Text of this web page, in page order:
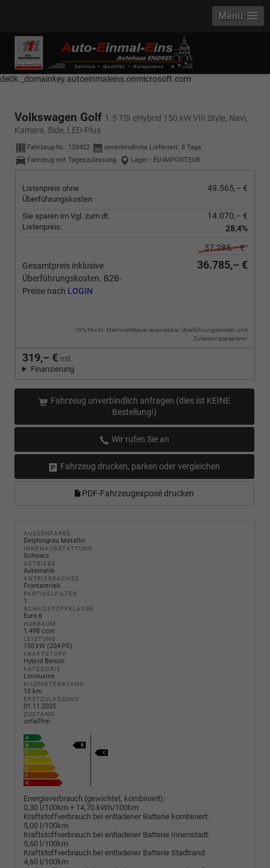
------------ Host Name : selector1._domainkey Points to address or value:
selector1-aee-de0k._domainkey.autoeinmaleins.onmicrosoft.com Host
Name : selector2._domainkey Points to address or value: selector2-aee-
de0k._domainkey.autoeinmaleins.onmicrosoft.com
Menü
Volkswagen Golf 1.5 TSI eHybrid 150 kW VIII Style, Navi,
Kamera, Side, LED-Plus
Fahrzeug-Nr.: 133422 unverbindliche Lieferzeit: 8 Tage
Fahrzeug mit Tageszulassung
Lager - EU-IMPORTEUR
Listenpreis ohne
Überführungskosten
49.565,– €
Sie sparen im Vgl. zum dt.
Listenpreis:
14.070,– €
28,4%
37.285,– €
Gesamtpreis inklusive
Überführungskosten. B2B-
Preise nach LOGIN
36.785,– €
19% MwSt. Mehrwertsteuer ausweisbar, Überführungskosten und
Zulassungspapieren
319,– € mtl.
Finanzierung
Fahrzeug unverbindlich anfragen (dies ist KEINE
Bestellung!)
Wir rufen Sie an
Fahrzeug drucken, parken oder vergleichen
PDF-Fahrzeugexposé drucken
AUSSENFARBE
Delphingrau Metallic
INNENAUSSTATTUNG
Schwarz
GETRIEBE
Automatik
ANTRIEBSACHSE
Frontantrieb
PARTIKELFILTER
1
SCHADSTOFFKLASSE
Euro 6
HUBRAUM
1.498 ccm
LEISTUNG
150 kW (204 PS)
KRAFTSTOFF
Hybrid Benzin
KATEGORIE
Limousine
KILOMETERSTAND
10 km
ERSTZULASSUNG
01.11.2025
ZUSTAND
unfallfrei
Energieverbrauch (gewichtet, kombiniert):
0,30 l/100km + 14,70 kWh/100km
Kraftstoffverbrauch bei entladener Batterie kombiniert:
5,00 l/100km
Kraftstoffverbrauch bei entladener Batterie Innenstadt:
5,60 l/100km
Kraftstoffverbrauch bei entladener Batterie Stadtrand:
4,60 l/100km